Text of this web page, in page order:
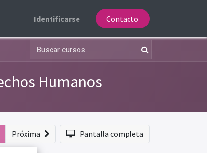
Identificarse Contacto
Humanos
Próxima Pantalla completa